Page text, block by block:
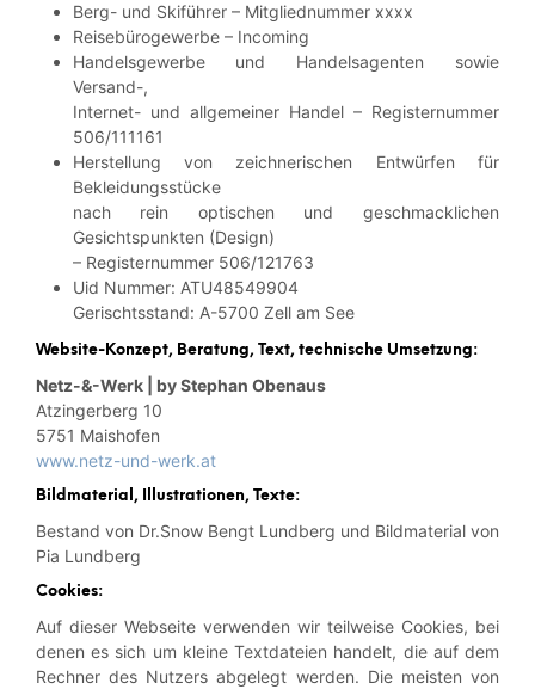
Berg- und Skiführer – Mitgliednummer xxxx
Reisebürogewerbe – Incoming
Handelsgewerbe und Handelsagenten sowie
Versand-,
Internet- und allgemeiner Handel – Registernummer
506/111161
Herstellung von zeichnerischen Entwürfen für
Bekleidungsstücke
nach rein optischen und geschmacklichen
Gesichtspunkten (Design)
– Registernummer 506/121763
Uid Nummer: ATU48549904
Gerischtsstand: A-5700 Zell am See
Website-Konzept, Beratung, Text, technische Umsetzung:
Netz-&-Werk | by Stephan Obenaus
Atzingerberg 10
5751 Maishofen
www.netz-und-werk.at
Bildmaterial, Illustrationen, Texte:
Bestand von Dr.Snow Bengt Lundberg und Bildmaterial von
Pia Lundberg
Cookies:
Auf dieser Webseite verwenden wir teilweise Cookies, bei
denen es sich um kleine Textdateien handelt, die auf dem
Rechner des Nutzers abgelegt werden. Die meisten von